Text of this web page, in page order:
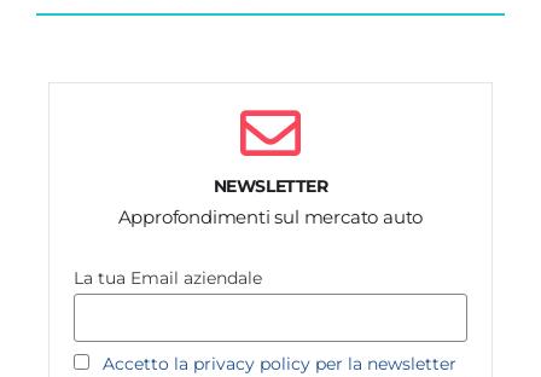
NEWSLETTER
Approfondimenti sul mercato auto
La tua Email aziendale
Accetto la privacy policy per la newsletter